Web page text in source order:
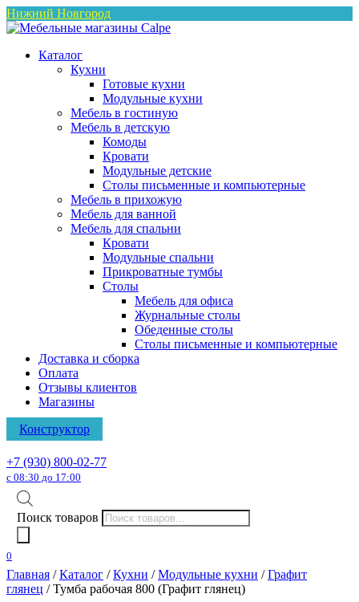
Нижний Новгород
Каталог
Кухни
Готовые кухни
Модульные кухни
Мебель в гостиную
Мебель в детскую
Комоды
Кровати
Модульные детские
Столы письменные и компьютерные
Мебель в прихожую
Мебель для ванной
Мебель для спальни
Кровати
Модульные спальни
Прикроватные тумбы
Столы
Мебель для офиса
Журнальные столы
Обеденные столы
Столы письменные и компьютерные
Доставка и сборка
Оплата
Отзывы клиентов
Магазины
Конструктор
+7 (930) 800-02-77
с 08:30 до 17:00
Поиск товаров
0
Главная /Каталог /Кухни /Модульные кухни /Графит
глянец / Тумба рабочая 800 (Графит глянец)